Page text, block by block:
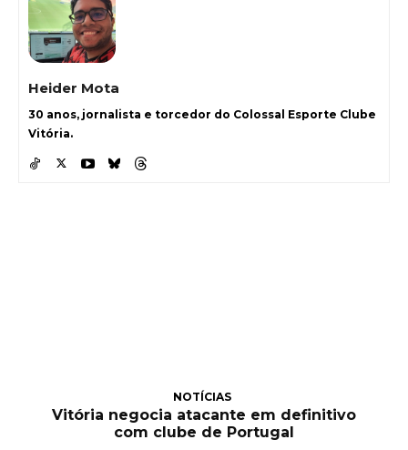
Heider Mota
30 anos, jornalista e torcedor do Colossal Esporte Clube
Vitória.
NOTÍCIAS
Vitória negocia atacante em definitivo
com clube de Portugal